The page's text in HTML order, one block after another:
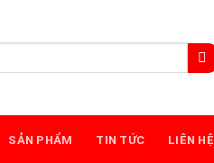
SẢN PHẨM TIN TỨC LIÊN HỆ